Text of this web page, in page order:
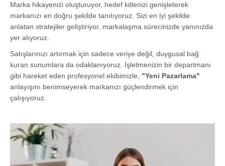
Marka hikayenizi oluşturuyor, hedef kitlenizi genişleterek
markanızı en doğru şekilde tanıtıyoruz. Sizi en iyi şekilde
anlatan stratejiler geliştiriyor, markalaşma sürecinizde yanınızda
yer alıyoruz.
Satışlarınızı artırmak için sadece veriye değil, duygusal bağ
kuran sunumlara da odaklanıyoruz. İşletmenizin bir departmanı
gibi hareket eden profesyonel ekibimizle, "Yeni Pazarlama"
anlayışını benimseyerek markanızı güçlendirmek için
çalışıyoruz.